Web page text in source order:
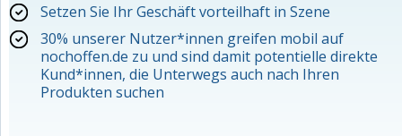
Setzen Sie Ihr Geschäft vorteilhaft in Szene
30% unserer Nutzer*innen greifen mobil auf
nochoffen.de zu und sind damit potentielle direkte
Kund*innen, die Unterwegs auch nach Ihren
Produkten suchen